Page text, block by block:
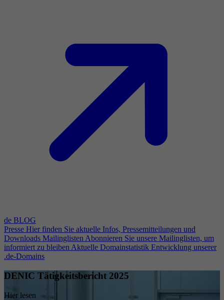
de BLOG
Presse Hier finden Sie aktuelle Infos, Pressemitteilungen und
Downloads Mailinglisten Abonnieren Sie unsere Mailinglisten, um
informiert zu bleiben Aktuelle Domainstatistik Entwicklung unserer
.de-Domains
DENIC Tätigkeitsbericht 2025
Hier lesen